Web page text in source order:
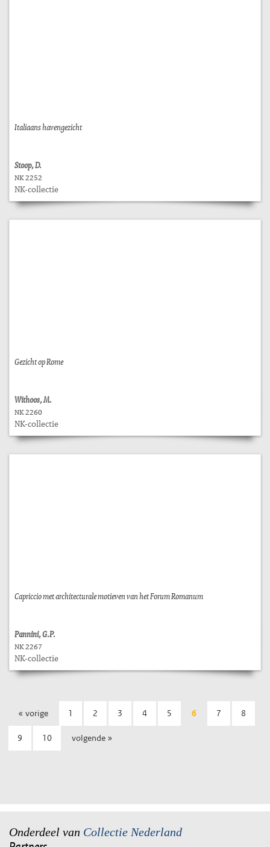
Italiaans havengezicht
Stoop, D.
NK 2252
NK-collectie
Gezicht op Rome
Withoos, M.
NK 2260
NK-collectie
Capriccio met architecturale motieven van het Forum Romanum
Pannini, G.P.
NK 2267
NK-collectie
« vorige 1 2 3 4 5 6 7 8
9 10 volgende »
Onderdeel van Collectie Nederland